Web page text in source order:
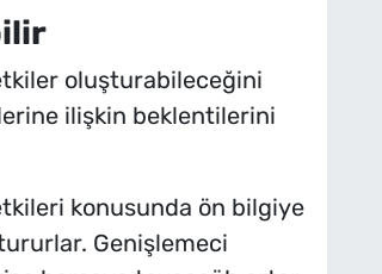
oluşturabileceğini
ilişkin beklentilerini
konusunda ön bilgiye
Genişlemeci